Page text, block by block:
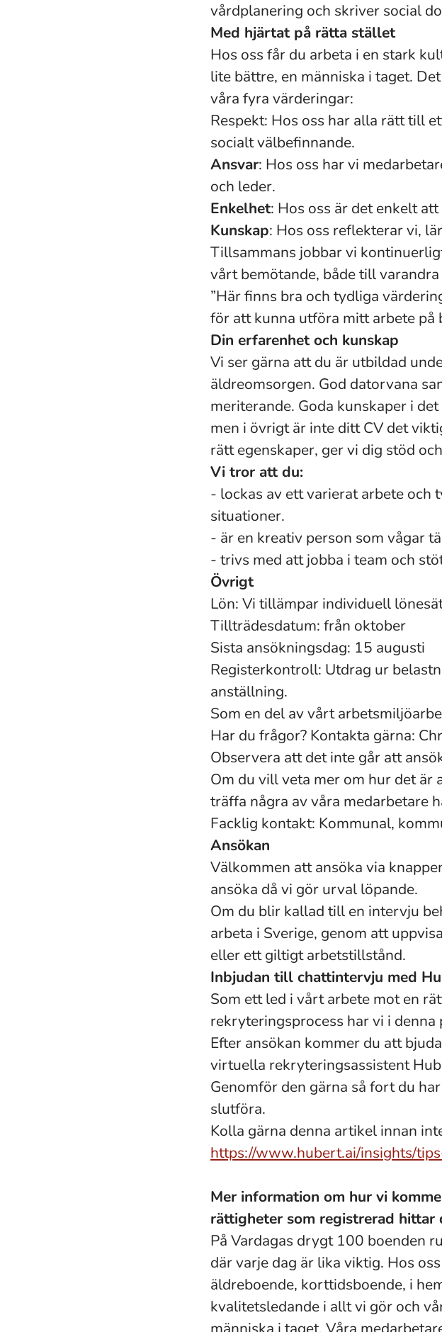
vårdplanering och skriver social
Med hjärtat på rätta stället
Hos oss får du arbeta i en stark
lite bättre, en människa i taget.
våra fyra värderingar:
Respekt: Hos oss har alla rätt till
socialt välbefinnande.
Ansvar: Hos oss har vi
och leder.
Enkelhet: Hos oss är det enkelt
Kunskap: Hos oss reflekterar vi,
Tillsammans jobbar vi
vårt bemötande, både till
”Här finns bra och tydliga
för att kunna utföra mitt arbete på
Din erfarenhet och kunskap
Vi ser gärna att du är utbildad
äldreomsorgen. God datorvana
meriterande. Goda kunskaper i
men i övrigt är inte ditt CV det
rätt egenskaper, ger vi dig stöd
Vi tror att du:
- lockas av ett varierat arbete och
situationer.
- är en kreativ person som vågar
- trivs med att jobba i team och
Övrigt
Lön: Vi tillämpar individuell
Tillträdesdatum: från oktober
Sista ansökningsdag: 15 augusti
Registerkontroll: Utdrag ur
anställning.
Som en del av vårt
Har du frågor? Kontakta gärna:
Observera att det inte går att
Om du vill veta mer om hur det är
träffa några av våra medarbetare
Facklig kontakt: Kommunal,
Ansökan
Välkommen att ansöka via
ansöka då vi gör urval löpande.
Om du blir kallad till en intervju
arbeta i Sverige, genom att
eller ett giltigt arbetstillstånd.
Inbjudan till chattintervju med
Som ett led i vårt arbete mot en
rekryteringsprocess har vi i
Efter ansökan kommer du att
virtuella rekryteringsassistent
Genomför den gärna så fort du
slutföra.
Kolla gärna denna artikel innan
https://www.hubert.ai/insights/
Mer information om hur vi
rättigheter som registrerad hittar
På Vardagas drygt 100 boenden
där varje dag är lika viktig. Hos
äldreboende, korttidsboende, i
kvalitetsledande i allt vi gör och